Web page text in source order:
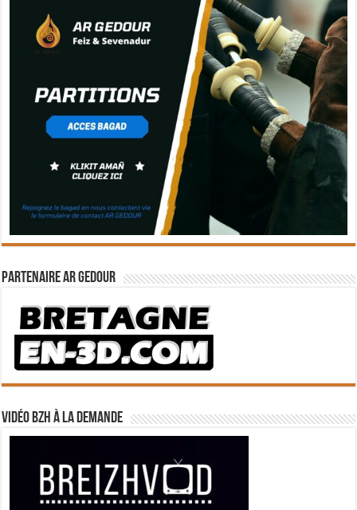
Partenaire Ar Gedour
Vidéo BZH à la demande